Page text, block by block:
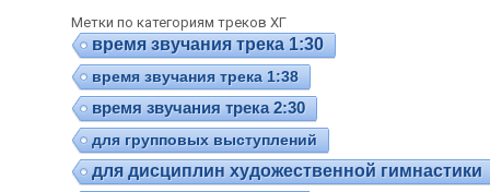
Метки по категориям треков ХГ
время звучания трека 1:30
время звучания трека 1:38
время звучания трека 2:30
для групповых выступлений
для дисциплин художественной гимнастики